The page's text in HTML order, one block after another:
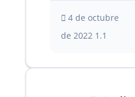
4 de octubre
de 2022 1.1